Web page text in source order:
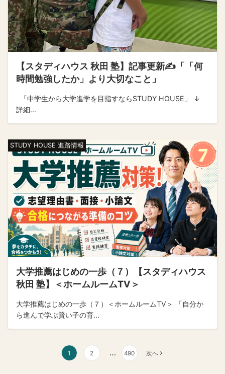
【スタディハウス 秋田 塾】記事更新✍️「「何
時間勉強したか」より大切なこと」
「中学生から大学進学を目指すならSTUDY HOUSE」 ↓
詳細...
STUDY HOUSE 進路情報
大学推薦はじめの一歩（７）【スタディハウス
秋田 塾】＜ホームルームTV＞
大学推薦はじめの一歩（７）＜ホームルームTV＞ 「自分か
ら進んで学ぶ賢い子の育...
1 2 … 490 次へ